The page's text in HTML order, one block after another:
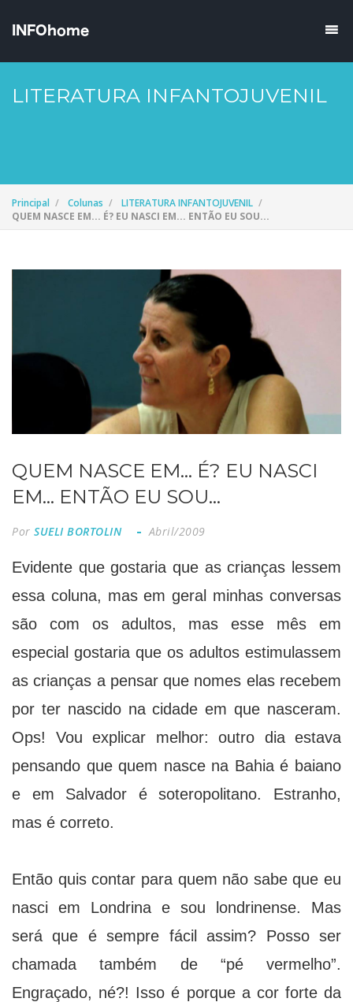
LITERATURA INFANTOJUVENIL
Principal Colunas
LITERATURA INFANTOJUVENIL
QUEM NASCE EM... É? EU NASCI EM... ENTÃO EU SOU...
QUEM NASCE EM... É? EU NASCI
EM... ENTÃO EU SOU...
Por SUELI BORTOLIN Abril/2009
Evidente que gostaria que as crianças lessem
essa coluna, mas em geral minhas conversas
são com os adultos, mas esse mês em
especial gostaria que os adultos estimulassem
as crianças a pensar que nomes elas recebem
por ter nascido na cidade em que nasceram.
Ops! Vou explicar melhor: outro dia estava
pensando que quem nasce na Bahia é baiano
e em Salvador é soteropolitano. Estranho,
mas é correto.
Então quis contar para quem não sabe que eu
nasci em Londrina e sou londrinense. Mas
será que é sempre fácil assim? Posso ser
chamada também de “pé vermelho”.
Engraçado, né?! Isso é porque a cor forte da